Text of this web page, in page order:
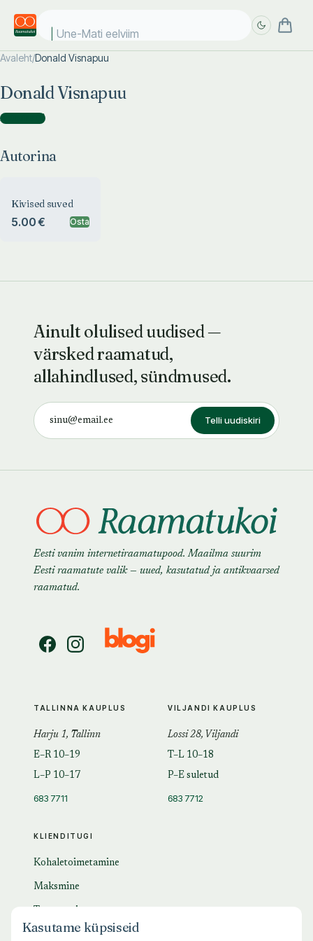
Une-Mati eelviima
Avaleht/Donald Visnapuu
Donald Visnapuu
Autorina )
Autorina
Kivised suved
5.00 € Osta
Ainult olulised uudised —
värsked raamatud,
allahindlused, sündmused.
Telli uudiskiri
Eesti vanim internetiraamatupood. Maailma suurim
Eesti raamatute valik — uued, kasutatud ja antikvaarsed
raamatud.
KLIENDITUGI
Kohaletoimetamine
Maksmine
KKK
TALLINNA KAUPLUS
Harju 1, Tallinn
E–R 10–19
L–P 10–17
683 7711
VILJANDI KAUPLUS
Lossi 28, Viljandi
T–L 10–18
P–E suletud
683 7712
Kasutame küpsiseid